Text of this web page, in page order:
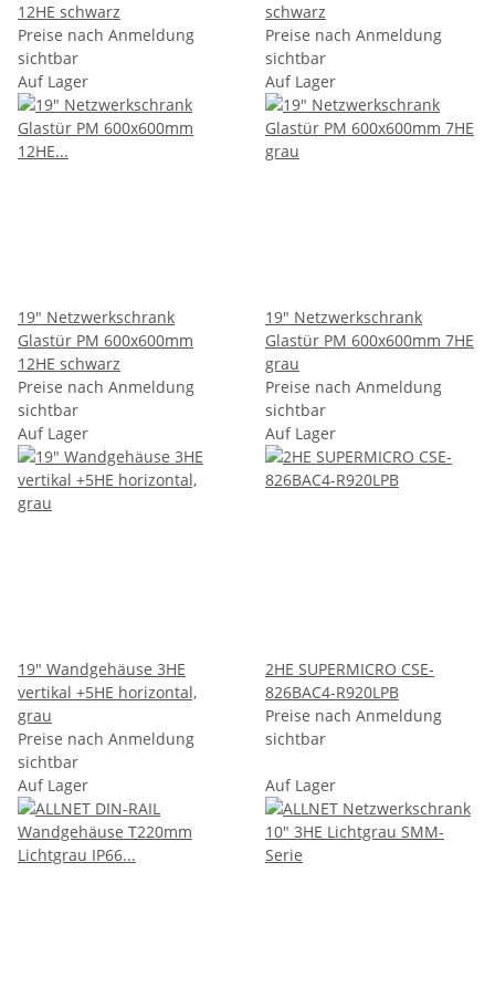
12HE schwarz
Preise nach Anmeldung
sichtbar
schwarz
Preise nach Anmeldung
sichtbar
Auf Lager
19" Netzwerkschrank
Glastür PM 600x600mm
12HE schwarz
Preise nach Anmeldung
sichtbar
Auf Lager
19" Netzwerkschrank
Glastür PM 600x600mm 7HE
grau
Preise nach Anmeldung
sichtbar
Auf Lager
19" Wandgehäuse 3HE
vertikal +5HE horizontal,
grau
Preise nach Anmeldung
sichtbar
Auf Lager
2HE SUPERMICRO CSE-
826BAC4-R920LPB
Preise nach Anmeldung
sichtbar
Auf Lager Auf Lager